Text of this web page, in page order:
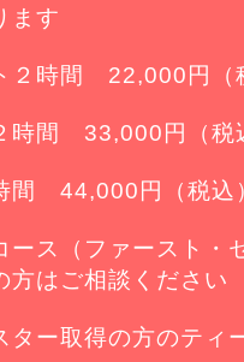
ます
２時間 22,000円（
時間 33,000円（税
間 44,000 円（税込
ス（ファースト・
方はご相談ください
ー取得の方のティ